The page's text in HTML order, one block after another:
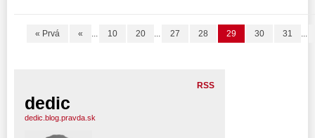
« Prvá « ... 10 20 ... 27 28 29 30 31 ...
RSS
dedic
dedic.blog.pravda.sk